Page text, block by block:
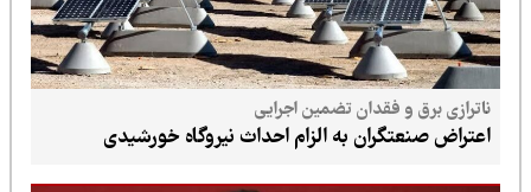
ناترازی برق و فقدان تضمین اجرایی
اعتراض صنعتگران به الزام احداث نیروگاه خورشیدی